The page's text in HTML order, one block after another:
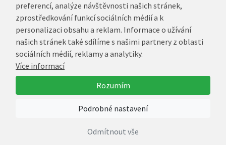
Reklamační adresa
Andrea Votavová
Revoluční 1017
290 01 Poděbrady
© 2026 Prima-Čočky.cz
VytvořilMarek Kebza
preferencí, analýze návštěvnosti našich stránek,
zprostředkování funkcí sociálních médií a k
personalizaci obsahu a reklam. Informace o užívání
našich stránek také sdílíme s našimi partnery z oblasti
sociálních médií, reklamy a analytiky.
Více informací
Rozumím
Podrobné nastavení
Odmítnout vše